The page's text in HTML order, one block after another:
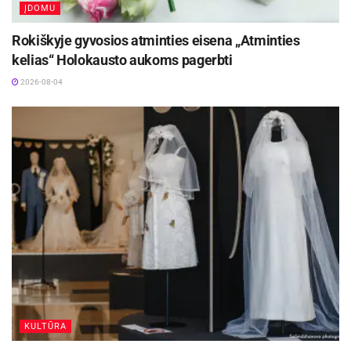
ĮDOMU
Rokiškyje gyvosios atminties eisena „Atminties
kelias“ Holokausto aukoms pagerbti
2026-08-04
KULTŪRA